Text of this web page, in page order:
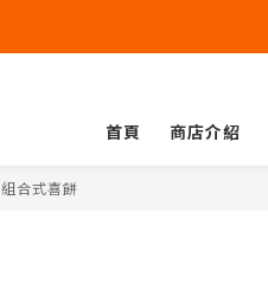
首頁
商店介紹
組合式喜餅